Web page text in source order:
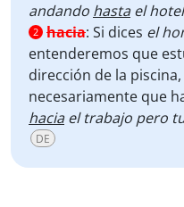
andando hastael hotel
2 hacia: Si dices el
entenderemos que
dirección de la
necesariamente que
haciael trabajo pero
DE